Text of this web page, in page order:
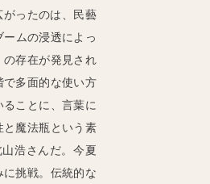
がったのは、民藝
ムの浸透によっ
の存在が発見され
で多面的な使い方
ことに、言葉に
と魔法瓶という素
浩さんだ。今夏
挑戦。伝統的な